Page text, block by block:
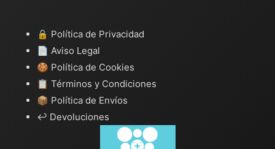
🔒 Política de Privacidad
📄 Aviso Legal
🍪 Política de Cookies
📋 Términos y Condiciones
📦 Política de Envíos
↩️ Devoluciones